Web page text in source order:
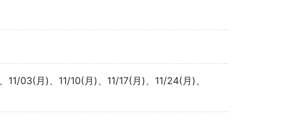
03(月)、11/10(月)、11/17(月)、11/24(月)、